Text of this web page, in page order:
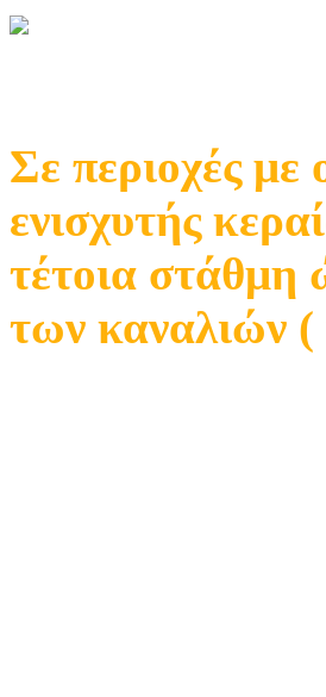
Σε περιοχές με
ενισχυτής
τέτοια στάθμη
των καναλιών (